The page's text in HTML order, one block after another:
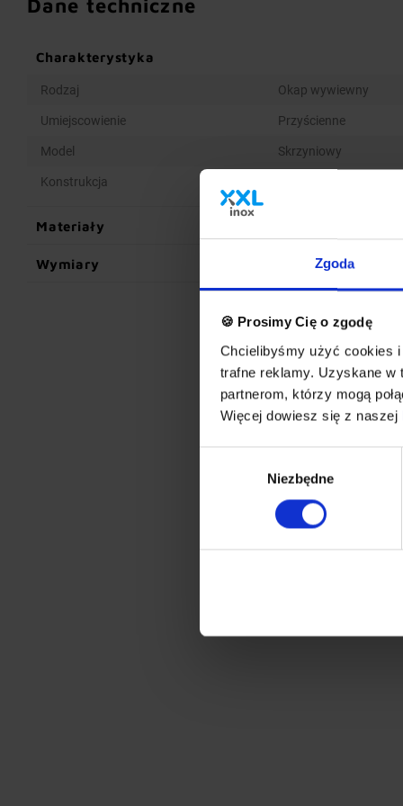
Zgoda
🍪 Prosimy Cię o zgodę
Chcielibyśmy użyć cookies
trafne reklamy. Uzyskane w
partnerom, którzy mogą
Więcej dowiesz się z naszej
Niezbędne
Dane techniczne
Charakterystyka
Rodzaj Okap wywiewny
Umiejscowienie Przyścienne
Model Skrzyniowy
Konstrukcja
Materiały
Wymiary